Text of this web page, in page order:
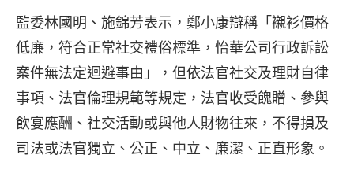
監委林國明、施錦芳表示，鄭小康辯稱「襯衫價格
低廉，符合正常社交禮俗標準，怡華公司行政訴訟
案件無法定迴避事由」，但依法官社交及理財自律
事項、法官倫理規範等規定，法官收受餽贈、參與
飲宴應酬、社交活動或與他人財物往來，不得損及
司法或法官獨立、公正、中立、廉潔、正直形象。